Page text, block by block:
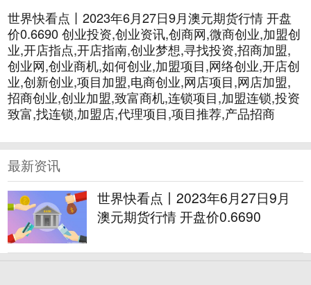
世界快看点丨2023年6月27日9月澳元期货行情 开盘
价0.6690 创业投资,创业资讯,创商网,微商创业,加盟创
业,开店指点,开店指南,创业梦想,寻找投资,招商加盟,
创业网,创业商机,如何创业,加盟项目,网络创业,开店创
业,创新创业,项目加盟,电商创业,网店项目,网店加盟,
招商创业,创业加盟,致富商机,连锁项目,加盟连锁,投资
致富,找连锁,加盟店,代理项目,项目推荐,产品招商
最新资讯
世界快看点丨2023年6月27日9月
澳元期货行情 开盘价0.6690